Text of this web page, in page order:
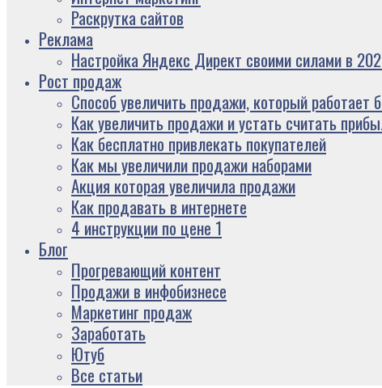
Раскрутка сайтов
Реклама
Настройка Яндекс Директ своими силами в
Рост продаж
Способ увеличить продажи, который работает
Как увеличить продажи и устать считать
Как бесплатно привлекать покупателей
Как мы увеличили продажи наборами
Акция которая увеличила продажи
Как продавать в интернете
4 инструкции по цене 1
Блог
Прогревающий контент
Продажи в инфобизнесе
Маркетинг продаж
Заработать
Ютуб
Все статьи